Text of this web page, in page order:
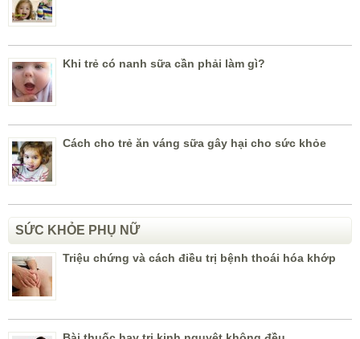
Khi trẻ có nanh sữa cần phải làm gì?
Cách cho trẻ ăn váng sữa gây hại cho sức khỏe
SỨC KHỎE PHỤ NỮ
Triệu chứng và cách điều trị bệnh thoái hóa khớp